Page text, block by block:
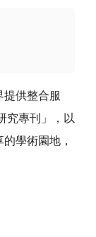
提供整合服
究專刊」，以
學術園地，